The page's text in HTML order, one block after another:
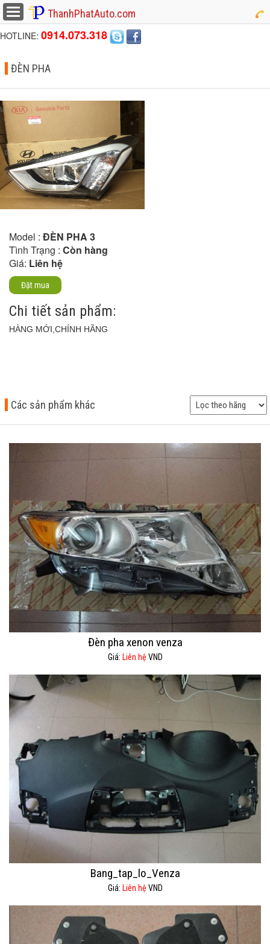
button ThanhPhatAuto.com
HOTLINE: 0914.073.318
ĐÈN PHA
Model : ĐÈN PHA 3
Tình Trạng : Còn hàng
Giá: Liên hệ
Đặt mua
Chi tiết sản phẩm:
HÀNG MỚI,CHÍNH HÃNG
Các sản phẩm khác
Đèn pha xenon venza
Giá: Liên hệ VND
Bang_tap_lo_Venza
Giá: Liên hệ VND